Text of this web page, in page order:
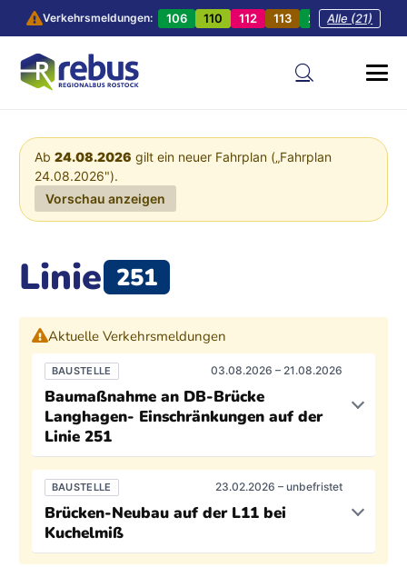
Verkehrsmeldungen: 106 110 112 113 201 202
Alle (21)
Ab 24.08.2026 gilt ein neuer Fahrplan („Fahrplan
24.08.2026").
Vorschau anzeigen
Linie 251
Aktuelle Verkehrsmeldungen
BAUSTELLE 03.08.2026 – 21.08.2026
Baumaßnahme an DB-Brücke
Langhagen- Einschränkungen auf der
Linie 251
BAUSTELLE 23.02.2026 – unbefristet
Brücken-Neubau auf der L11 bei
Kuchelmiß